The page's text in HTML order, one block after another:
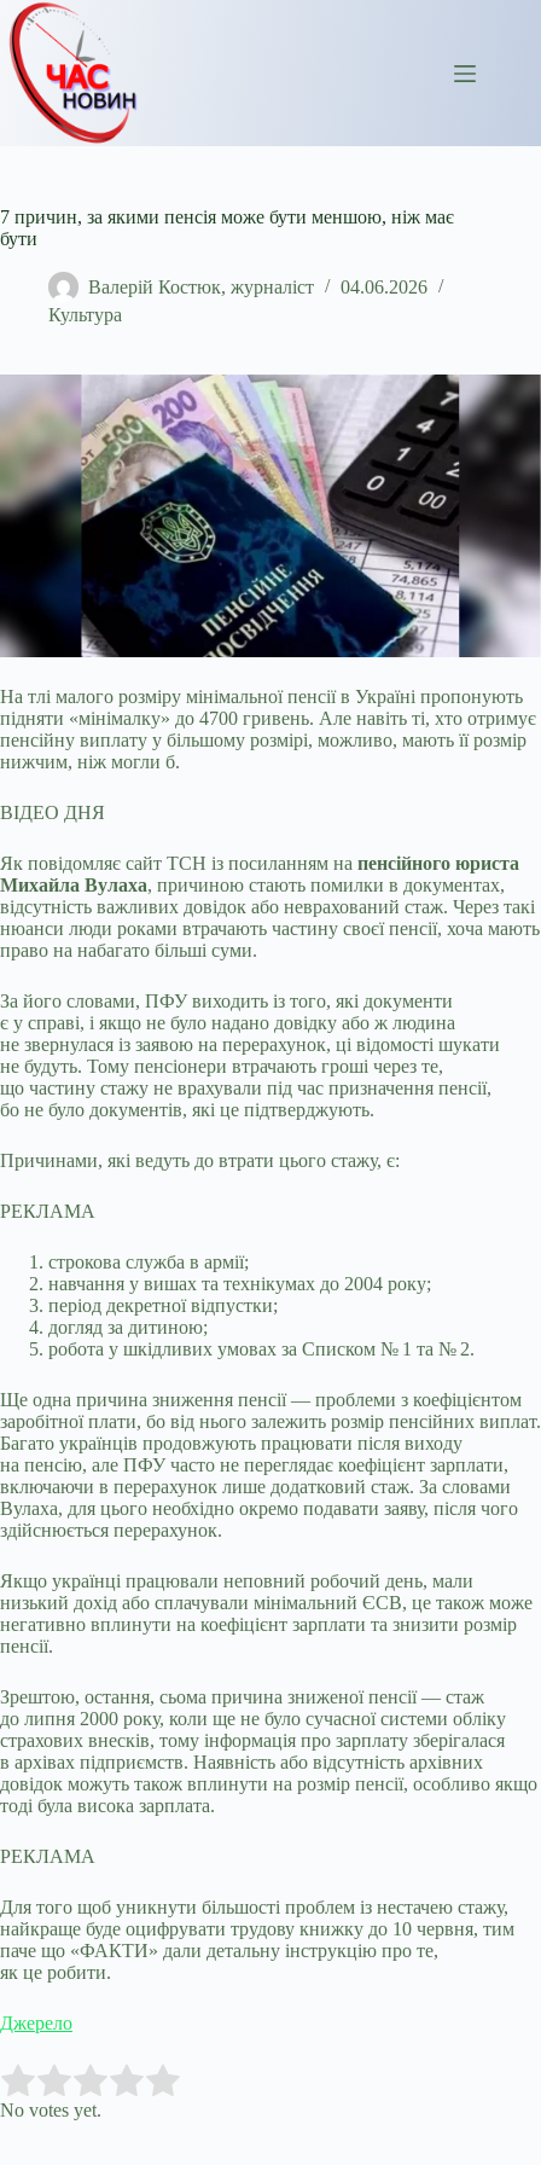
Перейти
до
вмісту
7 причин, за якими пенсія може бути меншою, ніж має
бути
Валерій Костюк, журналіст
04.06.2026
Культура
На тлі малого розміру мінімальної пенсії в Україні пропонують
підняти «мінімалку» до 4700 гривень. Але навіть ті, хто отримує
пенсійну виплату у більшому розмірі, можливо, мають її розмір
нижчим, ніж могли б.
ВІДЕО ДНЯ
Як повідомляє сайт ТСН із посиланням на пенсійного юриста
Михайла Вулаха, причиною стають помилки в документах,
відсутність важливих довідок або неврахований стаж. Через такі
нюанси люди роками втрачають частину своєї пенсії, хоча мають
право на набагато більші суми.
За його словами, ПФУ виходить із того, які документи
є у справі, і якщо не було надано довідку або ж людина
не звернулася із заявою на перерахунок, ці відомості шукати
не будуть. Тому пенсіонери втрачають гроші через те,
що частину стажу не врахували під час призначення пенсії,
бо не було документів, які це підтверджують.
Причинами, які ведуть до втрати цього стажу, є:
РЕКЛАМА
строкова служба в армії;
навчання у вишах та технікумах до 2004 року;
період декретної відпустки;
догляд за дитиною;
робота у шкідливих умовах за Списком № 1 та № 2.
Ще одна причина зниження пенсії — проблеми з коефіцієнтом
заробітної плати, бо від нього залежить розмір пенсійних виплат.
Багато українців продовжують працювати після виходу
на пенсію, але ПФУ часто не переглядає коефіцієнт зарплати,
включаючи в перерахунок лише додатковий стаж. За словами
Вулаха, для цього необхідно окремо подавати заяву, після чого
здійснюється перерахунок.
Якщо українці працювали неповний робочий день, мали
низький дохід або сплачували мінімальний ЄСВ, це також може
негативно вплинути на коефіцієнт зарплати та знизити розмір
пенсії.
Зрештою, остання, сьома причина зниженої пенсії — стаж
до липня 2000 року, коли ще не було сучасної системи обліку
страхових внесків, тому інформація про зарплату зберігалася
в архівах підприємств. Наявність або відсутність архівних
довідок можуть також вплинути на розмір пенсії, особливо якщо
тоді була висока зарплата.
РЕКЛАМА
Для того щоб уникнути більшості проблем із нестачею стажу,
найкраще буде оцифрувати трудову книжку до 10 червня, тим
паче що «ФАКТИ» дали детальну інструкцію про те,
як це робити.
Джерело
Rate this item:
No votes yet.